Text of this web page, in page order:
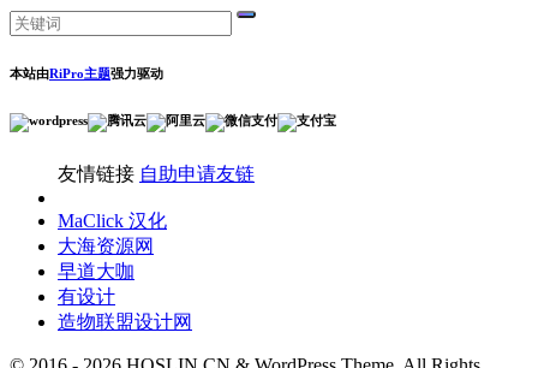
本站由RiPro主题强力驱动
友情链接 自助申请友链
MaClick 汉化
大海资源网
早道大咖
有设计
造物联盟设计网